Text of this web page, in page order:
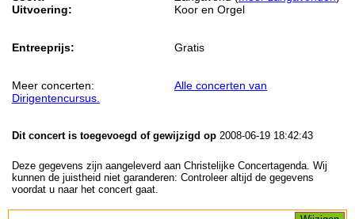
Uitvoering:
Koor en Orgel
Entreeprijs: Gratis
Meer concerten:
Alle concerten van
Dirigentencursus.
Dit concert is toegevoegd of gewijzigd op 2008-06-19 18:42:43
Deze gegevens zijn aangeleverd aan Christelijke Concertagenda. Wij
kunnen de juistheid niet garanderen: Controleer altijd de gegevens
voordat u naar het concert gaat.